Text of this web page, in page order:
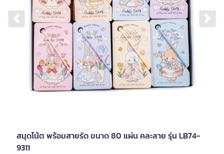
Previous slide
สมุดโน้ต พร้อมสายรัด ขนาด 80 แผ่น คละลาย รุ่น LB74-
9311